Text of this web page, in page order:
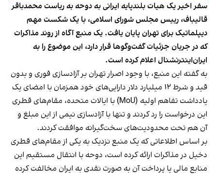
سفر اخیر یک هیات بلندپایه ایرانی به دوحه به ریاست محمدباقر
قالیباف، رییس مجلس شورای اسلامی، با یک شکست مهم
دیپلماتیک برای تهران پایان یافت. یک منبع آگاه از روند مذاکرات
که در جریان جزئیات گفت‌وگوها قرار دارد، این موضوع را به
ایران‌اینترنشنال اعلام کرده است.
به گفته این منبع، با وجود اصرار تهران بر آزادسازی فوری و بدون
قید و شرط ۱۲ میلیارد دلار دارایی‌های خود همزمان با امضای یک
یادداشت تفاهم اولیه (MoU) با ایالات متحده، مقام‌های قطری
این درخواست را رد کردند و تنها با آزادسازی نیمی از این مبلغ و
آن هم تحت محدودیت‌های سخت‌گیرانه موافقت کردند.
بر اساس اطلاعاتی که یک منبع نزدیک به یکی از مقام‌های قطری
دخیل در مذاکرات ارائه کرده است، دوحه با انتقال مستقیم این
منابع مالی یا پرداخت آن به صورت نقدی به ایران مخالفت کرده